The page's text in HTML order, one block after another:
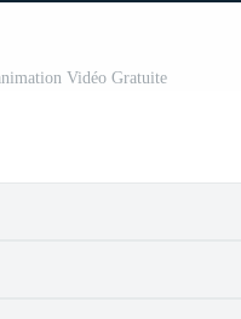
Vidéo Gratuite